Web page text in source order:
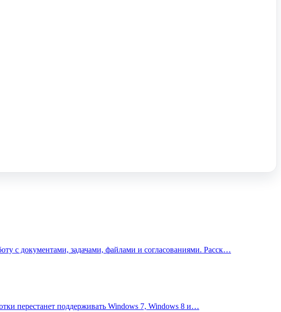
с документами, задачами, файлами и согласованиями. Расск…
перестанет поддерживать Windows 7, Windows 8 и…